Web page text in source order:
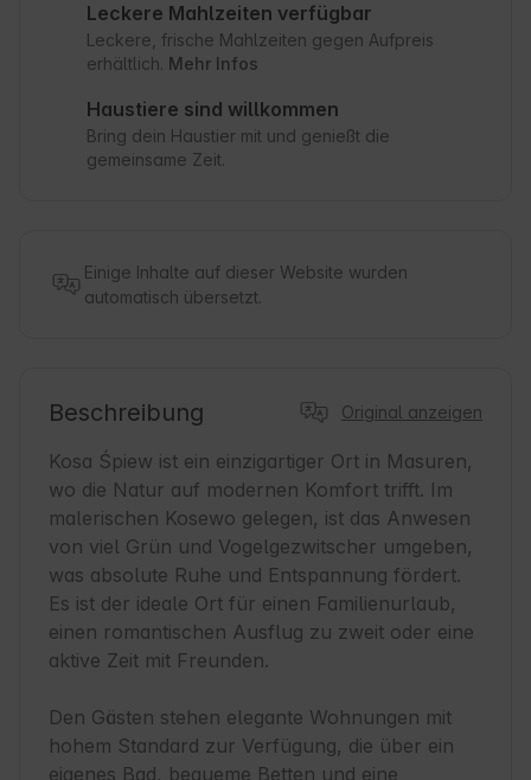
Leckere Mahlzeiten verfügbar
Leckere, frische Mahlzeiten gegen Aufpreis
erhältlich. Mehr Infos
Haustiere sind willkommen
Bring dein Haustier mit und genießt die
gemeinsame Zeit.
Einige Inhalte auf dieser Website wurden
automatisch übersetzt.
Beschreibung Original anzeigen
Kosa Śpiew ist ein einzigartiger Ort in Masuren,
wo die Natur auf modernen Komfort trifft. Im
malerischen Kosewo gelegen, ist das Anwesen
von viel Grün und Vogelgezwitscher umgeben,
was absolute Ruhe und Entspannung fördert.
Es ist der ideale Ort für einen Familienurlaub,
einen romantischen Ausflug zu zweit oder eine
aktive Zeit mit Freunden.
Den Gästen stehen elegante Wohnungen mit
hohem Standard zur Verfügung, die über ein
eigenes Bad, bequeme Betten und eine